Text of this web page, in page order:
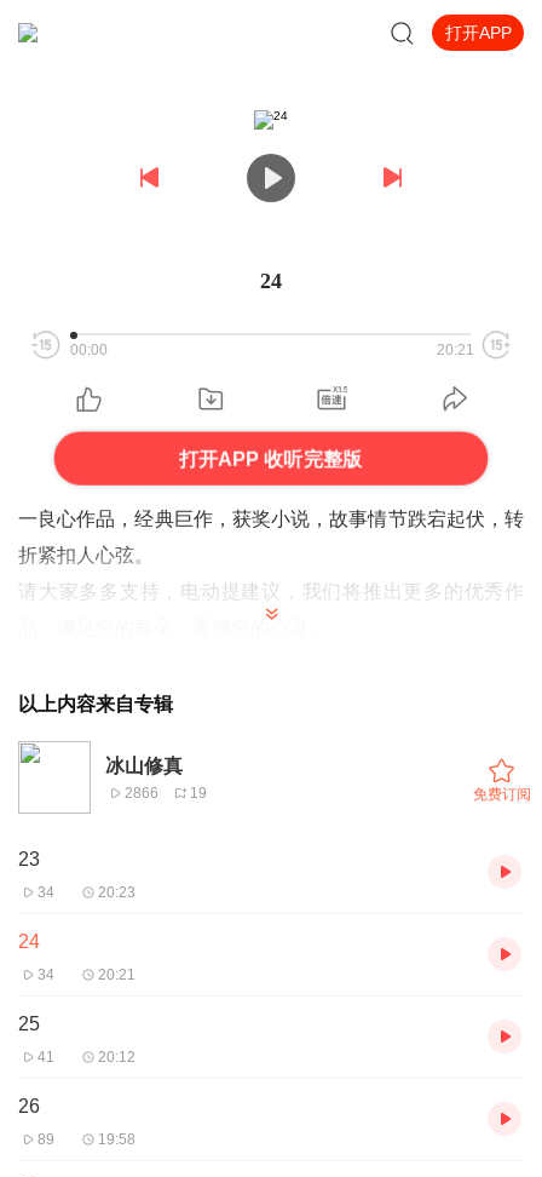
打开APP
24
00:00 20:21
打开APP 收听完整版
一良心作品，经典巨作，获奖小说，故事情节跌宕起伏，转
折紧扣人心弦。
请大家多多支持，电动提建议，我们将推出更多的优秀作
一良心作品，经典巨作，获奖小说，故事情节跌宕起伏，转
请大家多多支持，电动提建议，我们将推出更多的优秀作
以上内容来自专辑
冰山修真
2866 19 免费订阅
23
34 20:23
24
34 20:21
25
41 20:12
26
89 19:58